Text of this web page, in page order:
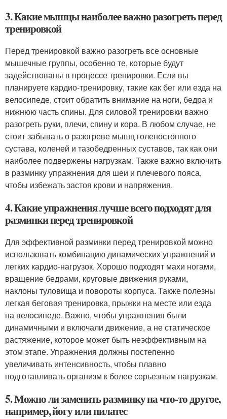
3. Какие мышцы наиболее важно разогреть перед
тренировкой
Перед тренировкой важно разогреть все основные
мышечные группы, особенно те, которые будут
задействованы в процессе тренировки. Если вы
планируете кардио-тренировку, такие как бег или езда на
велосипеде, стоит обратить внимание на ноги, бедра и
нижнюю часть спины. Для силовой тренировки важно
разогреть руки, плечи, спину и кора. В любом случае, не
стоит забывать о разогреве мышц голеностопного
сустава, коленей и тазобедренных суставов, так как они
наиболее подвержены нагрузкам. Также важно включить
в разминку упражнения для шеи и плечевого пояса,
чтобы избежать застоя крови и напряжения.
4. Какие упражнения лучше всего подходят для
разминки перед тренировкой
Для эффективной разминки перед тренировкой можно
использовать комбинацию динамических упражнений и
легких кардио-нагрузок. Хорошо подходят махи ногами,
вращение бедрами, круговые движения руками,
наклоны туловища и повороты корпуса. Также полезны
легкая беговая тренировка, прыжки на месте или езда
на велосипеде. Важно, чтобы упражнения были
динамичными и включали движение, а не статическое
растяжение, которое может быть неэффективным на
этом этапе. Упражнения должны постепенно
увеличивать интенсивность, чтобы плавно
подготавливать организм к более серьезным нагрузкам.
5. Можно ли заменить разминку на что-то другое,
например, йогу или пилатес